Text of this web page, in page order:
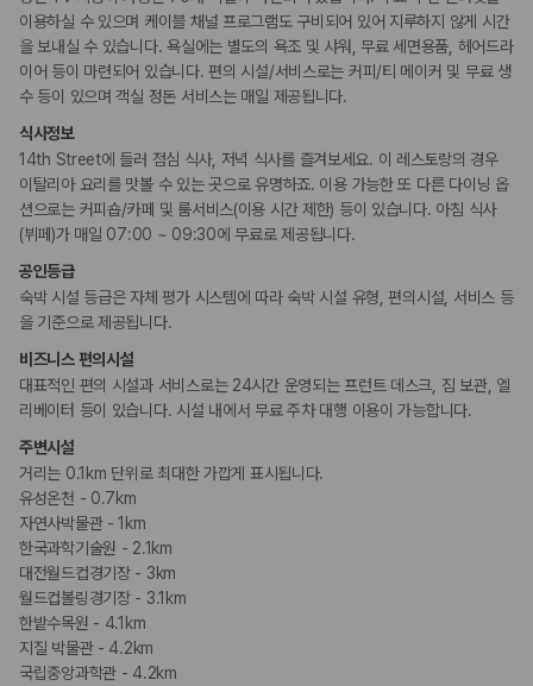
이용하실 수 있으며 케이블 채널 프로그램도 구비되어 있어 지루하지 않게 시간
을 보내실 수 있습니다. 욕실에는 별도의 욕조 및 샤워, 무료 세면용품, 헤어드라
이어 등이 마련되어 있습니다. 편의 시설/서비스로는 커피/티 메이커 및 무료 생
수 등이 있으며 객실 정돈 서비스는 매일 제공됩니다.
식사정보
14th Street에 들러 점심 식사, 저녁 식사를 즐겨보세요. 이 레스토랑의 경우
이탈리아 요리를 맛볼 수 있는 곳으로 유명하죠. 이용 가능한 또 다른 다이닝 옵
션으로는 커피숍/카페 및 룸서비스(이용 시간 제한) 등이 있습니다. 아침 식사
(뷔페)가 매일 07:00 ~ 09:30에 무료로 제공됩니다.
공인등급
숙박 시설 등급은 자체 평가 시스템에 따라 숙박 시설 유형, 편의시설, 서비스 등
을 기준으로 제공됩니다.
비즈니스 편의시설
대표적인 편의 시설과 서비스로는 24시간 운영되는 프런트 데스크, 짐 보관, 엘
리베이터 등이 있습니다. 시설 내에서 무료 주차 대행 이용이 가능합니다.
주변시설
거리는 0.1km 단위로 최대한 가깝게 표시됩니다.
유성온천 - 0.7km
자연사박물관 - 1km
한국과학기술원 - 2.1km
대전월드컵경기장 - 3km
월드컵볼링경기장 - 3.1km
한밭수목원 - 4.1km
지질 박물관 - 4.2km
국립중앙과학관 - 4.2km